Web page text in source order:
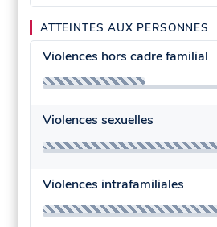
ATTEINTES AUX PERSONNES
Violences hors cadre familial
Violences sexuelles
Violences intrafamiliales